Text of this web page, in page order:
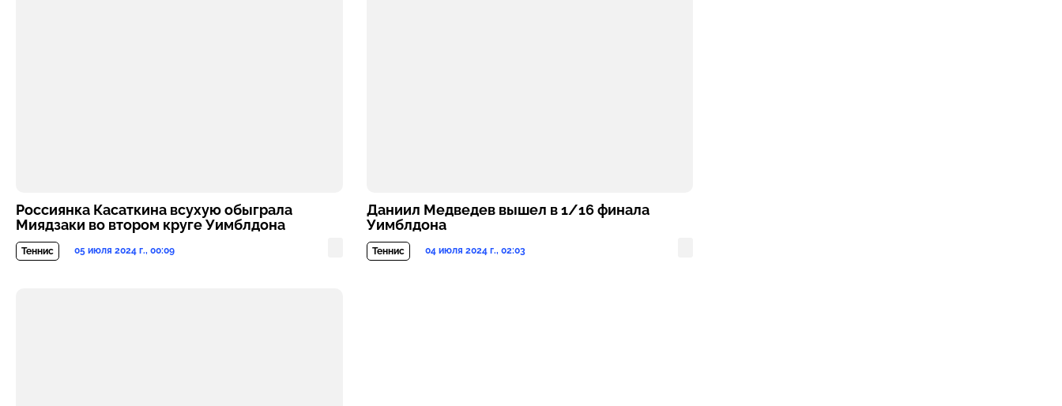
Россиянка Касаткина всухую обыграла
Миядзаки во втором круге Уимблдона
Теннис 05 июля 2024 г., 00:09
Даниил Медведев вышел в 1/16 финала
Уимблдона
Теннис 04 июля 2024 г., 02:03